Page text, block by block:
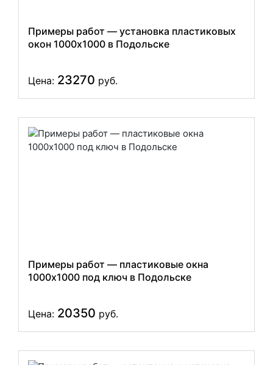
Примеры работ — установка пластиковых
окон 1000x1000 в Подольске
Цена: 23270 руб.
Примеры работ — пластиковые окна
1000x1000 под ключ в Подольске
Цена: 20350 руб.